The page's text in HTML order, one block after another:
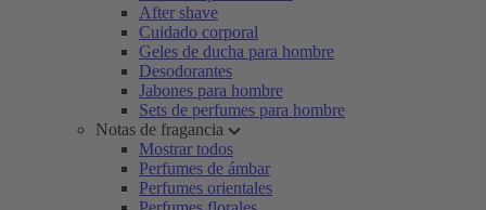
After shave
Cuidado corporal
Geles de ducha para hombre
Desodorantes
Jabones para hombre
Sets de perfumes para hombre
Notas de fragancia
Mostrar todos
Perfumes de ámbar
Perfumes orientales